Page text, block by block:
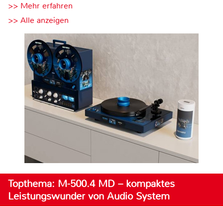
>> Mehr erfahren
>> Alle anzeigen
Topthema: M-500.4 MD – kompaktes
Leistungswunder von Audio System